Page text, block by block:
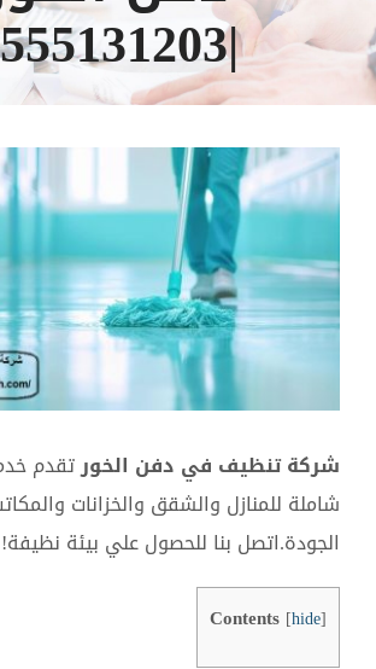
|0555131203
مشاهدة
صورة
شركة تنظيف في دفن الخورتقدم
شاملة للمنازل والشقق والخزانات
الجودة.اتصل بنا للحصول علي بيئة نظيفة!
Contents [hide]